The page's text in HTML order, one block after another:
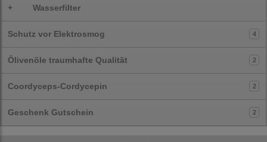
+ Wasserfilter
Schutz vor Elektrosmog 4
Ölivenöle traumhafte Qualität 2
Coordyceps-Cordycepin 2
Geschenk Gutschein 2